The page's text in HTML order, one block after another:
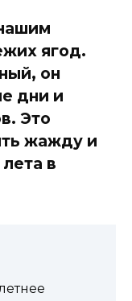
ягод.
он
дни и
Это
жажду и
в